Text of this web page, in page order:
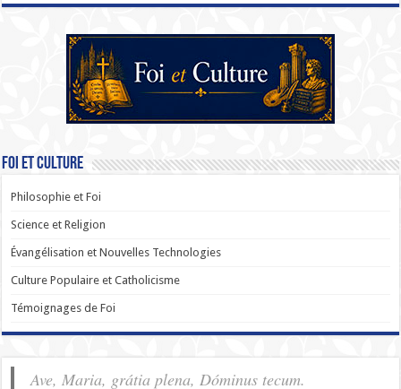
Foi et Culture
Philosophie et Foi
Science et Religion
Évangélisation et Nouvelles Technologies
Culture Populaire et Catholicisme
Témoignages de Foi
Ave, Maria, grátia plena, Dóminus tecum.